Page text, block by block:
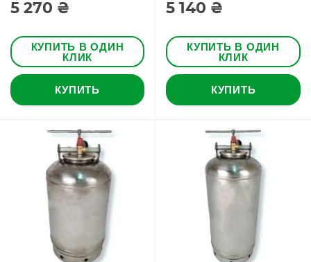
5 270 ₴
КУПИТЬ В ОДИН
КЛИК
КУПИТЬ
5 140 ₴
КУПИТЬ В ОДИН
КЛИК
КУПИТЬ